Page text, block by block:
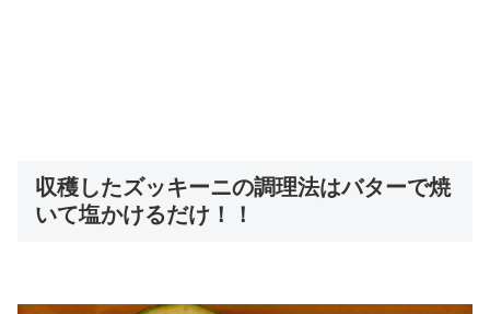
収穫したズッキーニの調理法はバターで焼
いて塩かけるだけ！！